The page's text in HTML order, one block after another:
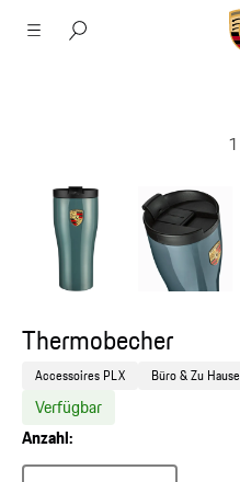
1
Thermobecher
Accessoires PLX Büro & Zu Hause
Verfügbar
Anzahl: